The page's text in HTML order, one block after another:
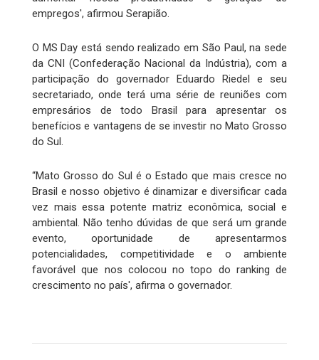
empregos', afirmou Serapião.
O MS Day está sendo realizado em São Paul, na sede
da CNI (Confederação Nacional da Indústria), com a
participação do governador Eduardo Riedel e seu
secretariado, onde terá uma série de reuniões com
empresários de todo Brasil para apresentar os
benefícios e vantagens de se investir no Mato Grosso
do Sul.
“Mato Grosso do Sul é o Estado que mais cresce no
Brasil e nosso objetivo é dinamizar e diversificar cada
vez mais essa potente matriz econômica, social e
ambiental. Não tenho dúvidas de que será um grande
evento, oportunidade de apresentarmos
potencialidades, competitividade e o ambiente
favorável que nos colocou no topo do ranking de
crescimento no país', afirma o governador.